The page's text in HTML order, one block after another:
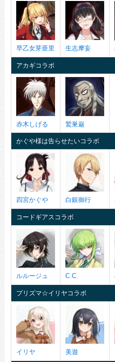
早乙女芽亜里 生志摩妄
アカギコラボ
赤木しげる 鷲巣巌
かぐや様は告らせたいコラボ
四宮かぐや 白銀御行
コードギアスコラボ
ルルージュ C.C.
プリズマ☆イリヤコラボ
イリヤ 美遊